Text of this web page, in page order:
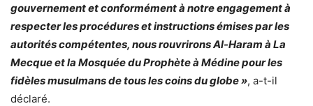
gouvernement et conformément à notre engagement à
respecter les procédures et instructions émises par les
autorités compétentes, nous rouvrirons Al-Haram à La
Mecque et la Mosquée du Prophète à Médine pour les
fidèles musulmans de tous les coins du globe », a-t-il
déclaré.